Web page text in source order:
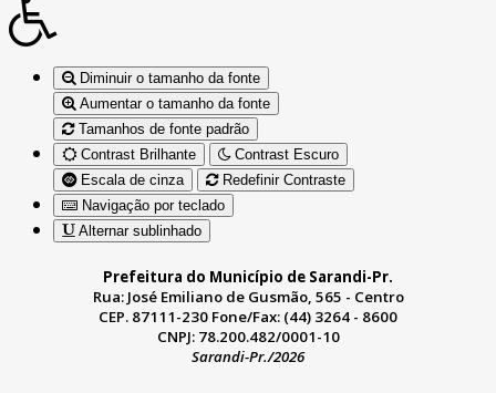
Diminuir o tamanho da fonte
Aumentar o tamanho da fonte
Tamanhos de fonte padrão
Contrast Brilhante
Contrast Escuro
Escala de cinza
Redefinir Contraste
Navigação por teclado
Alternar sublinhado
Prefeitura do Município de Sarandi-Pr.
Rua: José Emiliano de Gusmão, 565 - Centro
CEP. 87111-230 Fone/Fax: (44) 3264 - 8600
CNPJ: 78.200.482/0001-10
Sarandi-Pr./2026